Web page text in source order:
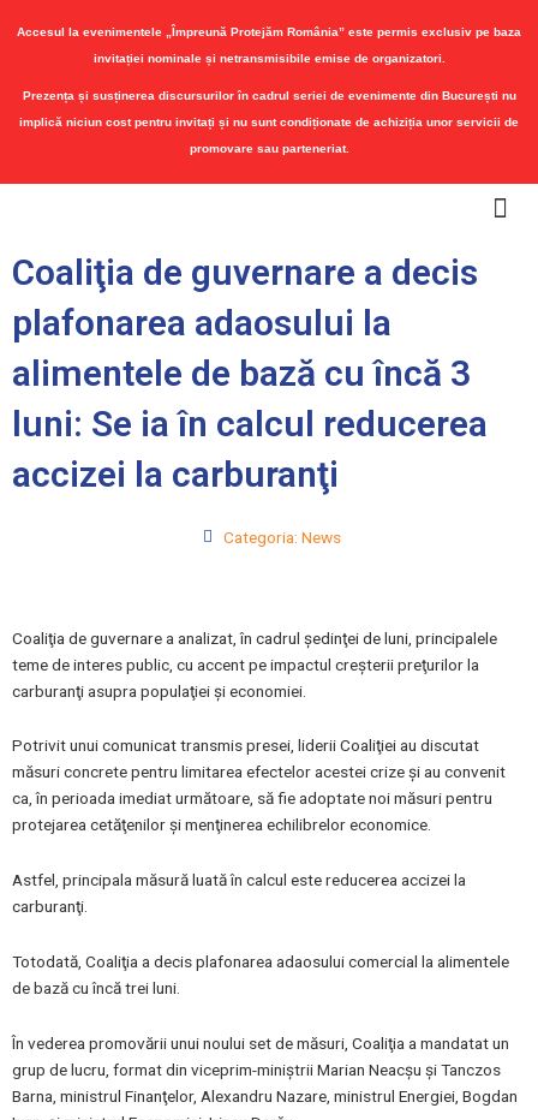
Accesul la evenimentele „Împreună Protejăm România” este permis exclusiv pe baza
invitației nominale și netransmisibile emise de organizatori.
Prezența și susținerea discursurilor în cadrul seriei de evenimente din București nu
implică niciun cost pentru invitați și nu sunt condiționate de achiziția unor servicii de
promovare sau parteneriat.
Coaliţia de guvernare a decis
plafonarea adaosului la
alimentele de bază cu încă 3
luni: Se ia în calcul reducerea
accizei la carburanţi
Categoria: News
Coaliţia de guvernare a analizat, în cadrul şedinţei de luni, principalele
teme de interes public, cu accent pe impactul creşterii preţurilor la
carburanţi asupra populaţiei şi economiei.
Potrivit unui comunicat transmis presei, liderii Coaliţiei au discutat
măsuri concrete pentru limitarea efectelor acestei crize şi au convenit
ca, în perioada imediat următoare, să fie adoptate noi măsuri pentru
protejarea cetăţenilor şi menţinerea echilibrelor economice.
Astfel, principala măsură luată în calcul este reducerea accizei la
carburanţi.
Totodată, Coaliţia a decis plafonarea adaosului comercial la alimentele
de bază cu încă trei luni.
În vederea promovării unui noului set de măsuri, Coaliţia a mandatat un
grup de lucru, format din viceprim-miniştrii Marian Neacşu şi Tanczos
Barna, ministrul Finanţelor, Alexandru Nazare, ministrul Energiei, Bogdan